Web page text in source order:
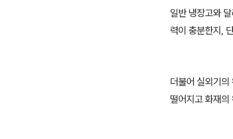
일반 냉장고와
력이 충분한지,
더불어 실외기의
떨어지고 화재의